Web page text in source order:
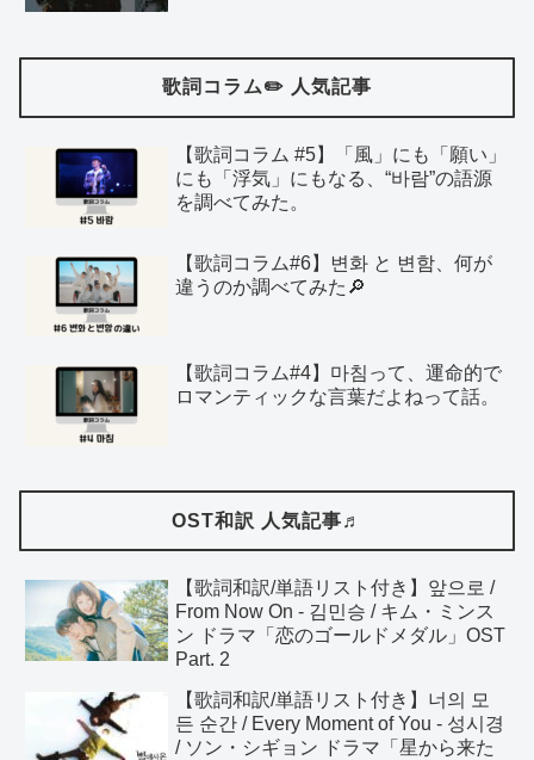
歌詞コラム✏️ 人気記事
【歌詞コラム #5】「風」にも「願い」
にも「浮気」にもなる、“바람”の語源
を調べてみた。
【歌詞コラム#6】변화 と 변함、何が
違うのか調べてみた🔎
【歌詞コラム#4】마침って、運命的で
ロマンティックな言葉だよねって話。
OST和訳 人気記事♬
【歌詞和訳/単語リスト付き】앞으로 /
From Now On - 김민승 / キム・ミンス
ン ドラマ「恋のゴールドメダル」OST
Part. 2
【歌詞和訳/単語リスト付き】너의 모
든 순간 / Every Moment of You - 성시경
/ ソン・シギョン ドラマ「星から来た